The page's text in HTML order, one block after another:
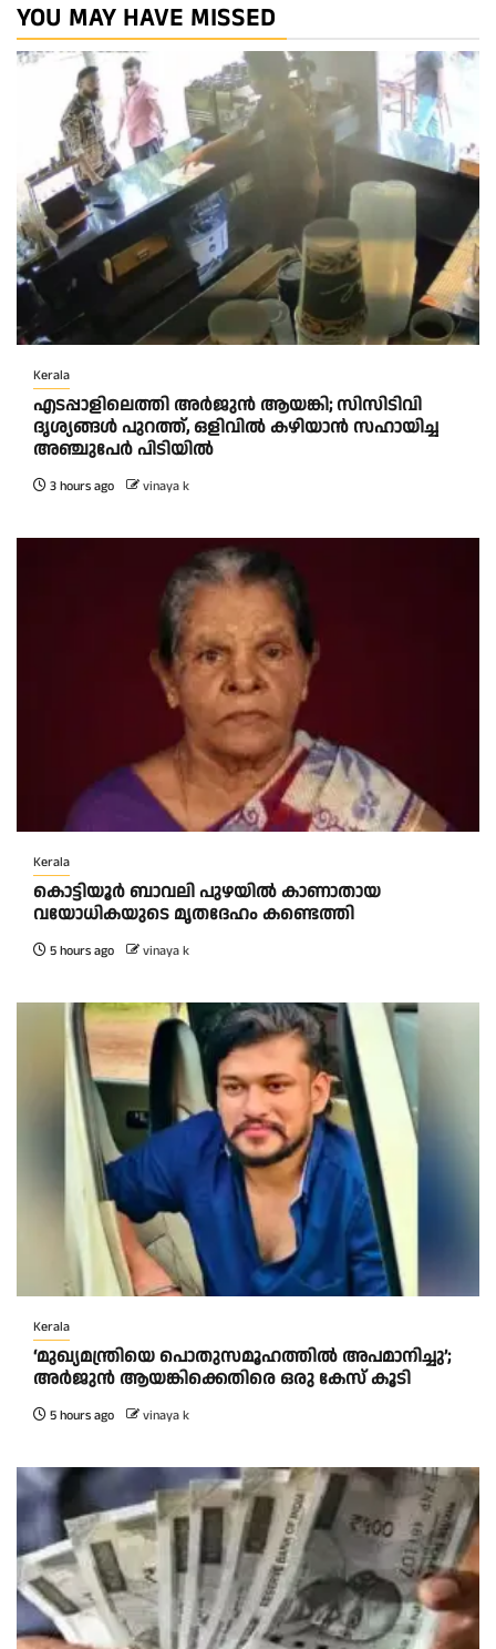
YOU MAY HAVE MISSED
Kerala
എടപ്പാളിലെത്തി അർജുൻ ആയങ്കി; സിസിടിവി
ദൃശ്യങ്ങൾ പുറത്ത്, ഒളിവിൽ കഴിയാൻ സഹായിച്ച
അഞ്ചുപേർ പിടിയിൽ
3 hours ago vinaya k
Kerala
കൊട്ടിയൂർ ബാവലി പുഴയിൽ കാണാതായ
വയോധികയുടെ മൃതദേഹം കണ്ടെത്തി
5 hours ago vinaya k
Kerala
‘മുഖ്യമന്ത്രിയെ പൊതുസമൂഹത്തിൽ അപമാനിച്ചു’;
അർജുൻ ആയങ്കിക്കെതിരെ ഒരു കേസ് കൂടി
5 hours ago vinaya k